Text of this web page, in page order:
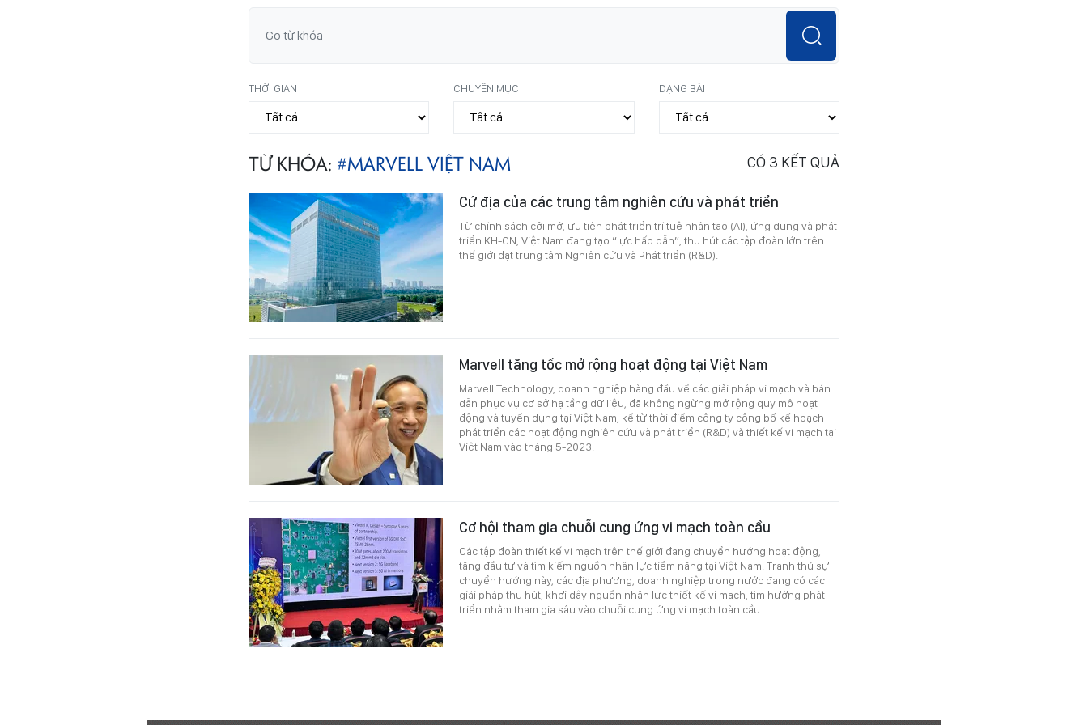
THỜI GIAN CHUYÊN MỤC DẠNG BÀI
TỪ KHÓA: #MARVELL VIỆT NAM CÓ 3 KẾT QUẢ
Cứ địa của các trung tâm nghiên cứu và phát triển
Từ chính sách cởi mở, ưu tiên phát triển trí tuệ nhân tạo (AI), ứng dụng và phát
triển KH-CN, Việt Nam đang tạo “lực hấp dẫn”, thu hút các tập đoàn lớn trên
thế giới đặt trung tâm Nghiên cứu và Phát triển (R&D).
Marvell tăng tốc mở rộng hoạt động tại Việt Nam
Marvell Technology, doanh nghiệp hàng đầu về các giải pháp vi mạch và bán
dẫn phục vụ cơ sở hạ tầng dữ liệu, đã không ngừng mở rộng quy mô hoạt
động và tuyển dụng tại Việt Nam, kể từ thời điểm công ty công bố kế hoạch
phát triển các hoạt động nghiên cứu và phát triển (R&D) và thiết kế vi mạch tại
Việt Nam vào tháng 5-2023.
Cơ hội tham gia chuỗi cung ứng vi mạch toàn cầu
Các tập đoàn thiết kế vi mạch trên thế giới đang chuyển hướng hoạt động,
tăng đầu tư và tìm kiếm nguồn nhân lực tiềm năng tại Việt Nam. Tranh thủ sự
chuyển hướng này, các địa phương, doanh nghiệp trong nước đang có các
giải pháp thu hút, khơi dậy nguồn nhân lực thiết kế vi mạch, tìm hướng phát
triển nhằm tham gia sâu vào chuỗi cung ứng vi mạch toàn cầu.